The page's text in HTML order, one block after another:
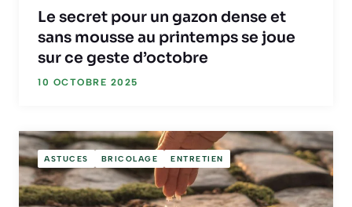
Le secret pour un gazon dense et
sans mousse au printemps se joue
sur ce geste d’octobre
10 OCTOBRE 2025
ASTUCES BRICOLAGE ENTRETIEN